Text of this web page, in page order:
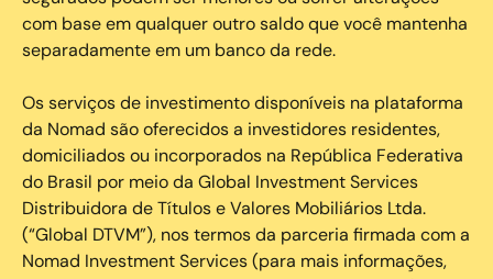
com base em qualquer outro saldo que você mantenha
separadamente em um banco da rede.
Os serviços de investimento disponíveis na plataforma
da Nomad são oferecidos a investidores residentes,
domiciliados ou incorporados na República Federativa
do Brasil por meio da Global Investment Services
Distribuidora de Títulos e Valores Mobiliários Ltda.
(“Global DTVM”), nos termos da parceria firmada com a
Nomad Investment Services (para mais informações,